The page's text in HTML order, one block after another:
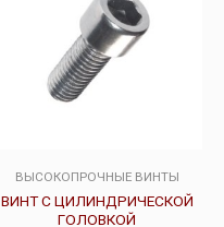
ВЫСОКОПРОЧНЫЕ ВИНТЫ
ВИНТ С ЦИЛИНДРИЧЕСКОЙ
ГОЛОВКОЙ